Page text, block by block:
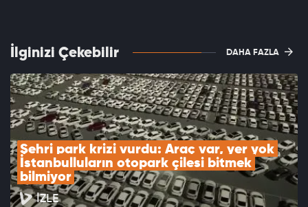
İlginizi Çekebilir DAHA FAZLA
Şehri park krizi vurdu: Araç var, yer yok
İstanbulluların otopark çilesi bitmek
bilmiyor
İZLE